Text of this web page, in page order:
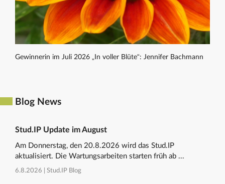
Gewinnerin im Juli 2026 „In voller Blüte“: Jennifer Bachmann
Blog News
Stud.IP Update im August
Am Donnerstag, den 20.8.2026 wird das Stud.IP
aktualisiert. Die Wartungsarbeiten starten früh ab ...
6.8.2026 | Stud.IP Blog